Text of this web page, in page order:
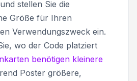
stellen Sie die
Größe für Ihren
Verwendungszweck ein.
wo der Code platziert
benötigen kleinere
Poster größere,